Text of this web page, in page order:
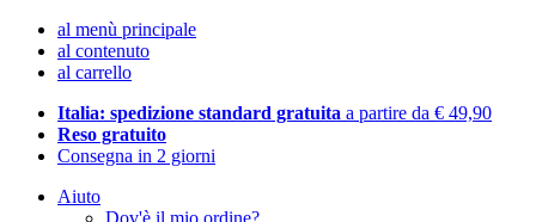
al menù principale
al contenuto
al carrello
Italia: spedizione standard gratuita a partire da € 49,90
Reso gratuito
Consegna in 2 giorni
Aiuto
Dov'è il mio ordine?